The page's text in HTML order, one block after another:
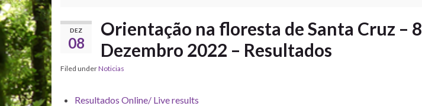
DEZ
08
Orientação na floresta de Santa Cruz – 8
Dezembro 2022 – Resultados
Filed underNoticias
Resultados Online/ Live results